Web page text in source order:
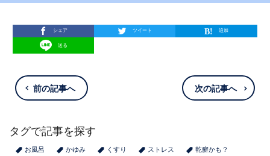
シェア ツイート 追加
送る
前の記事へ 次の記事へ
タグで記事を探す
お風呂 かゆみ くすり ストレス
乾癬かも？